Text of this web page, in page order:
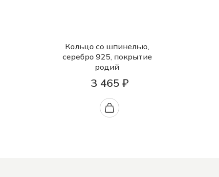
Кольцо со шпинелью,
серебро 925, покрытие
родий
3 465 ₽